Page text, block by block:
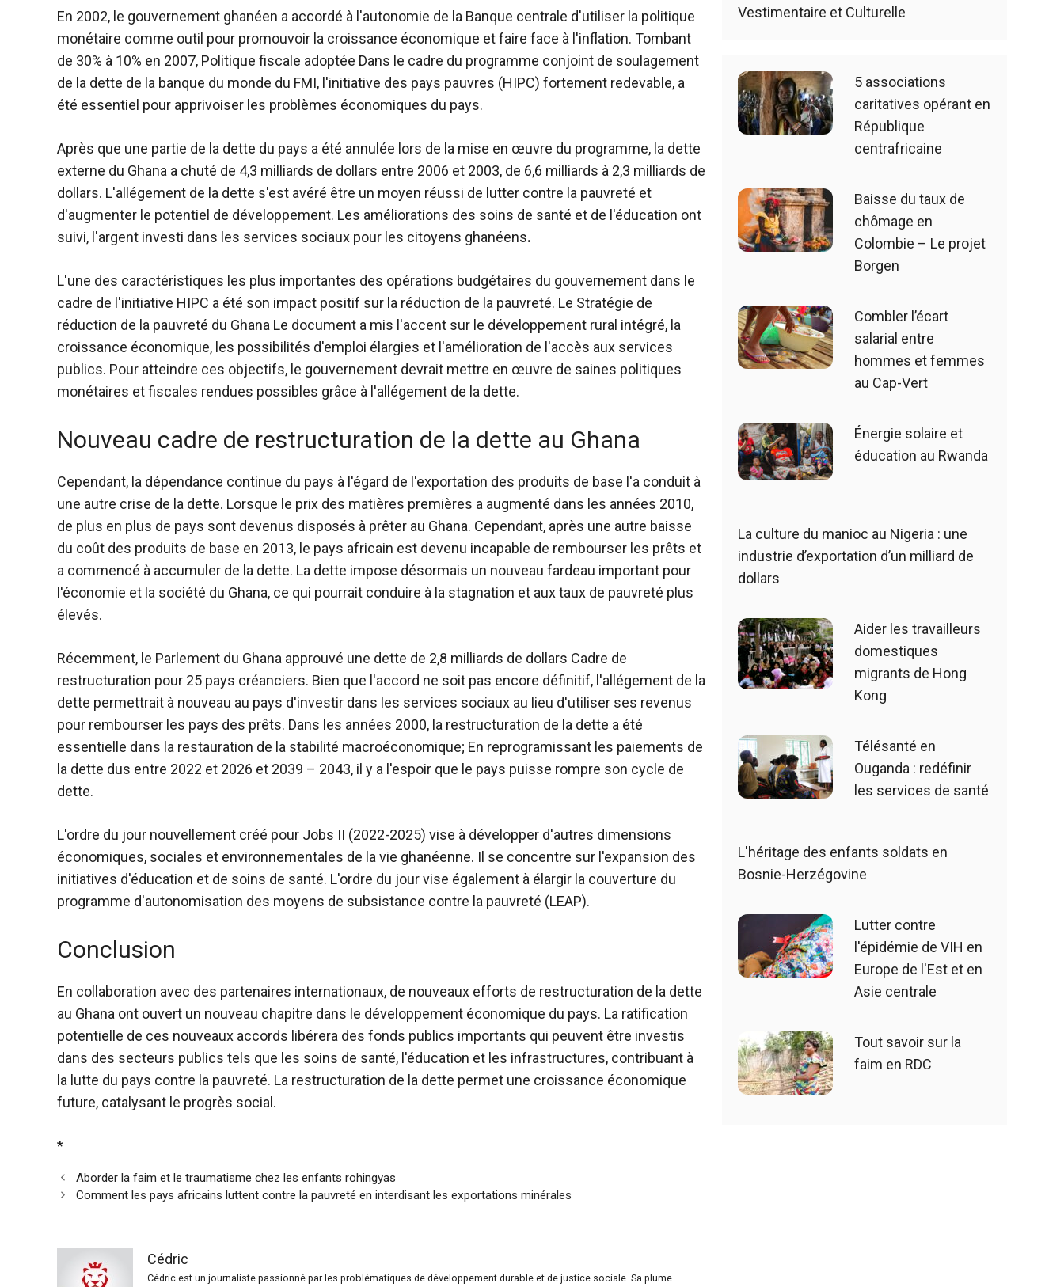
En 2002, le gouvernement ghanéen a accordé à l'autonomie de la Banque centrale d'utiliser la politique
monétaire comme outil pour promouvoir la croissance économique et faire face à l'inflation. Tombant
de 30% à 10% en 2007, Politique fiscale adoptée Dans le cadre du programme conjoint de soulagement
de la dette de la banque du monde du FMI, l'initiative des pays pauvres (HIPC) fortement redevable, a
été essentiel pour apprivoiser les problèmes économiques du pays.
Après que une partie de la dette du pays a été annulée lors de la mise en œuvre du programme, la dette
externe du Ghana a chuté de 4,3 milliards de dollars entre 2006 et 2003, de 6,6 milliards à 2,3 milliards de
dollars. L'allégement de la dette s'est avéré être un moyen réussi de lutter contre la pauvreté et
d'augmenter le potentiel de développement. Les améliorations des soins de santé et de l'éducation ont
suivi, l'argent investi dans les services sociaux pour les citoyens ghanéens.
L'une des caractéristiques les plus importantes des opérations budgétaires du gouvernement dans le
cadre de l'initiative HIPC a été son impact positif sur la réduction de la pauvreté. Le Stratégie de
réduction de la pauvreté du Ghana Le document a mis l'accent sur le développement rural intégré, la
croissance économique, les possibilités d'emploi élargies et l'amélioration de l'accès aux services
publics. Pour atteindre ces objectifs, le gouvernement devrait mettre en œuvre de saines politiques
monétaires et fiscales rendues possibles grâce à l'allégement de la dette.
Nouveau cadre de restructuration de la dette au Ghana
Cependant, la dépendance continue du pays à l'égard de l'exportation des produits de base l'a conduit à
une autre crise de la dette. Lorsque le prix des matières premières a augmenté dans les années 2010,
de plus en plus de pays sont devenus disposés à prêter au Ghana. Cependant, après une autre baisse
du coût des produits de base en 2013, le pays africain est devenu incapable de rembourser les prêts et
a commencé à accumuler de la dette. La dette impose désormais un nouveau fardeau important pour
l'économie et la société du Ghana, ce qui pourrait conduire à la stagnation et aux taux de pauvreté plus
élevés.
Récemment, le Parlement du Ghana approuvé une dette de 2,8 milliards de dollars Cadre de
restructuration pour 25 pays créanciers. Bien que l'accord ne soit pas encore définitif, l'allégement de la
dette permettrait à nouveau au pays d'investir dans les services sociaux au lieu d'utiliser ses revenus
pour rembourser les pays des prêts. Dans les années 2000, la restructuration de la dette a été
essentielle dans la restauration de la stabilité macroéconomique; En reprogramissant les paiements de
la dette dus entre 2022 et 2026 et 2039 – 2043, il y a l'espoir que le pays puisse rompre son cycle de
dette.
L'ordre du jour nouvellement créé pour Jobs II (2022-2025) vise à développer d'autres dimensions
économiques, sociales et environnementales de la vie ghanéenne. Il se concentre sur l'expansion des
initiatives d'éducation et de soins de santé. L'ordre du jour vise également à élargir la couverture du
programme d'autonomisation des moyens de subsistance contre la pauvreté (LEAP).
Conclusion
En collaboration avec des partenaires internationaux, de nouveaux efforts de restructuration de la dette
au Ghana ont ouvert un nouveau chapitre dans le développement économique du pays. La ratification
potentielle de ces nouveaux accords libérera des fonds publics importants qui peuvent être investis
dans des secteurs publics tels que les soins de santé, l'éducation et les infrastructures, contribuant à
la lutte du pays contre la pauvreté. La restructuration de la dette permet une croissance économique
future, catalysant le progrès social.
*
Aborder la faim et le traumatisme chez les enfants rohingyas
Comment les pays africains luttent contre la pauvreté en interdisant les exportations minérales
Cédric
Cédric est un journaliste passionné par les problématiques de développement durable et de justice sociale. Sa plume
Vestimentaire et Culturelle
5 associations
caritatives opérant en
République
centrafricaine
Baisse du taux de
chômage en
Colombie – Le projet
Borgen
Combler l’écart
salarial entre
hommes et femmes
au Cap-Vert
Énergie solaire et
éducation au Rwanda
La culture du manioc au Nigeria : une
industrie d’exportation d’un milliard de
dollars
Aider les travailleurs
domestiques
migrants de Hong
Kong
Télésanté en
Ouganda : redéfinir
les services de santé
L'héritage des enfants soldats en
Bosnie-Herzégovine
Lutter contre
l'épidémie de VIH en
Europe de l'Est et en
Asie centrale
Tout savoir sur la
faim en RDC